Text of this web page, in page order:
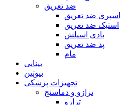
ضد تعریق
اسپری ضد تعریق
استیک ضد تعریق
بادی اسپلش
پد ضد تعریق
مام
بینایی
بیوتین
تجهیزات پزشکی
ترازو و دماسنج
ترازو